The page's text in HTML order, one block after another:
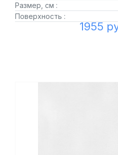
Размер, см :
Поверхность :
1955